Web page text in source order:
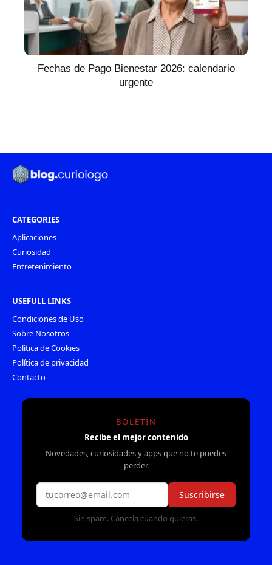
Fechas de Pago Bienestar 2026: calendario
urgente
CATEGORIES
Aplicaciones
Curiosidad
Entretenimiento
USEFULL LINKS
Condiciones de Uso
Sobre Nosotros
Política de Cookies
Política de privacidad
Contacto
BOLETÍN
Recibe el mejor contenido
Novedades, curiosidades y apps que no te puedes
perder.
Suscribirse
Sin spam. Cancela cuando quieras.